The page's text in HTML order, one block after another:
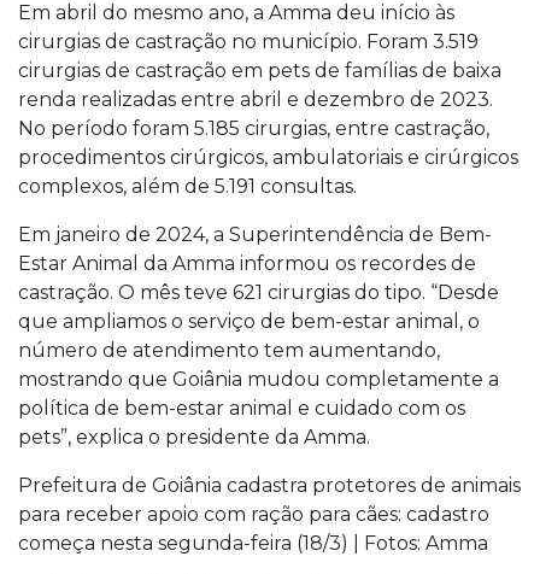
Em abril do mesmo ano, a Amma deu início às
cirurgias de castração no município. Foram 3.519
cirurgias de castração em pets de famílias de baixa
renda realizadas entre abril e dezembro de 2023.
No período foram 5.185 cirurgias, entre castração,
procedimentos cirúrgicos, ambulatoriais e cirúrgicos
complexos, além de 5.191 consultas.
Em janeiro de 2024, a Superintendência de Bem-
Estar Animal da Amma informou os recordes de
castração. O mês teve 621 cirurgias do tipo. “Desde
que ampliamos o serviço de bem-estar animal, o
número de atendimento tem aumentando,
mostrando que Goiânia mudou completamente a
política de bem-estar animal e cuidado com os
pets”, explica o presidente da Amma.
Prefeitura de Goiânia cadastra protetores de animais
para receber apoio com ração para cães: cadastro
começa nesta segunda-feira (18/3) | Fotos: Amma